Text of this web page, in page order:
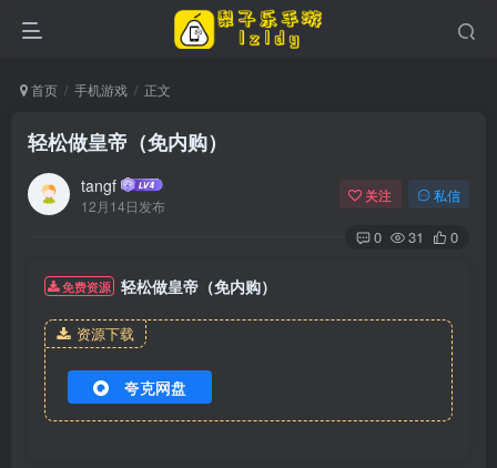
首页 手机游戏 正文
轻松做皇帝（免内购）
tangf
12月14日发布
关注 私信
0 31 0
免费资源 轻松做皇帝（免内购）
资源下载
夸克网盘